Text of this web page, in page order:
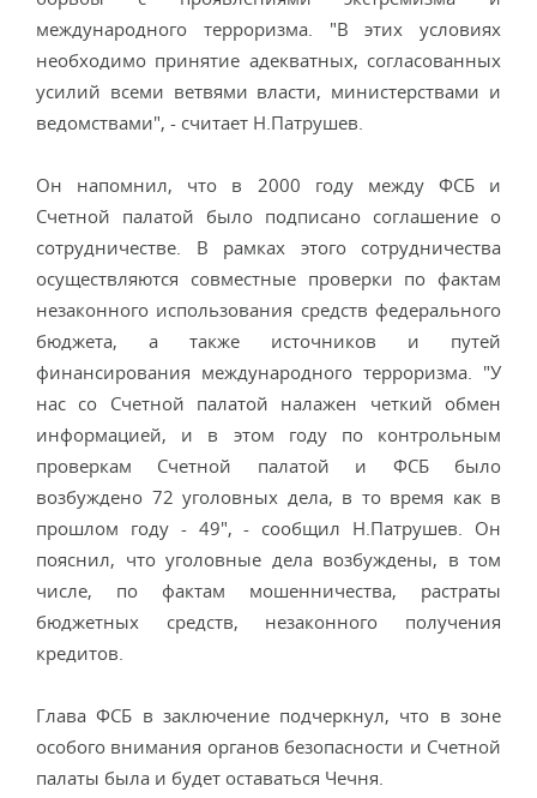
международного терроризма. "В этих условиях
необходимо принятие адекватных, согласованных
усилий всеми ветвями власти, министерствами и
ведомствами", - считает Н.Патрушев.
Он напомнил, что в 2000 году между ФСБ и
Счетной палатой было подписано соглашение о
сотрудничестве. В рамках этого сотрудничества
осуществляются совместные проверки по фактам
незаконного использования средств федерального
бюджета, а также источников и путей
финансирования международного терроризма. "У
нас со Счетной палатой налажен четкий обмен
информацией, и в этом году по контрольным
проверкам Счетной палатой и ФСБ было
возбуждено 72 уголовных дела, в то время как в
прошлом году - 49", - сообщил Н.Патрушев. Он
пояснил, что уголовные дела возбуждены, в том
числе, по фактам мошенничества, растраты
бюджетных средств, незаконного получения
кредитов.
Глава ФСБ в заключение подчеркнул, что в зоне
особого внимания органов безопасности и Счетной
палаты была и будет оставаться Чечня.